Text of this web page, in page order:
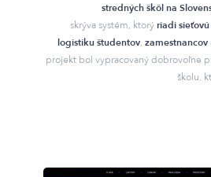
stredných škôl na
skrýva systém, ktorýriadi
logistiku študentov, zamestnancov
projekt bol vypracovaný dobrovoľne
školu,